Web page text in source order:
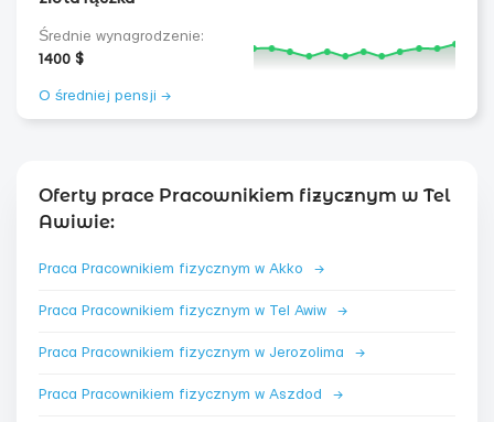
Średnie wynagrodzenie:
1400 $
O średniej pensji →
Oferty prace Pracownikiem fizycznym w Tel
Awiwie:
Praca Pracownikiem fizycznym w Akko →
Praca Pracownikiem fizycznym w Tel Awiw →
Praca Pracownikiem fizycznym w Jerozolima →
Praca Pracownikiem fizycznym w Aszdod →